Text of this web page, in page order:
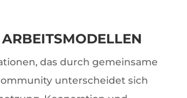
das durch gemeinsame
unterscheidet sich